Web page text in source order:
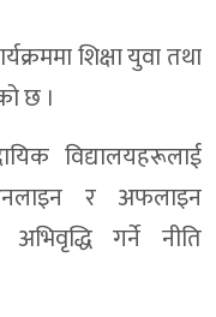
‘ब्रान्डिङ’ गर्न दोस्रो पर्यटन
अवरुद्ध,यात्रु अलपत्र,आयाेजना
हाजिरीमा औँठाछाप, सेवाप्रवाहमा
भर्ना, चार जना नियुक्तिका
: खुला बहसबाट योजना छनोट
शिक्षा युवा तथा
छ ।
विद्यालयहरूलाई
र अफलाइन
गर्ने नीति